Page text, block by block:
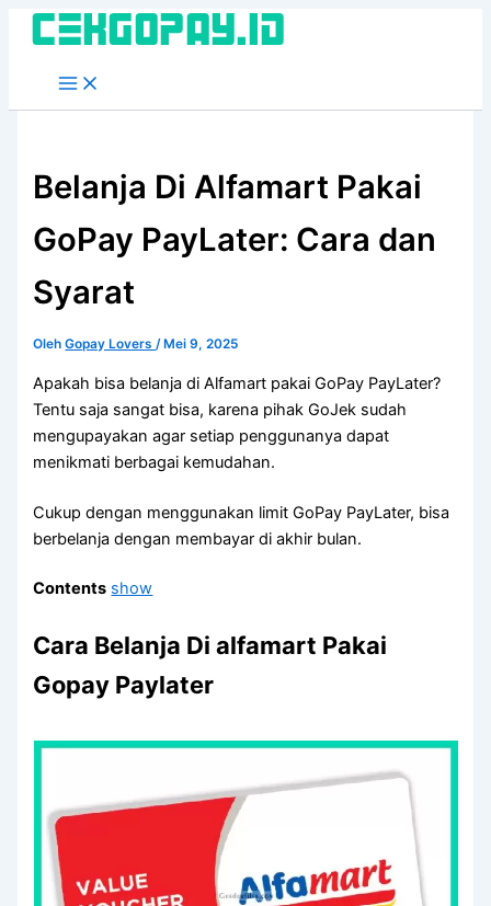
Lewati
konten
Belanja Di Alfamart Pakai
GoPay PayLater: Cara dan
Syarat
OlehGopay Lovers/ Mei 9, 2025
Apakah bisa belanja di Alfamart pakai GoPay PayLater?
Tentu saja sangat bisa, karena pihak GoJek sudah
mengupayakan agar setiap penggunanya dapat
menikmati berbagai kemudahan.
Cukup dengan menggunakan limit GoPay PayLater, bisa
berbelanja dengan membayar di akhir bulan.
Contents show
Cara Belanja Di alfamart Pakai
Gopay Paylater